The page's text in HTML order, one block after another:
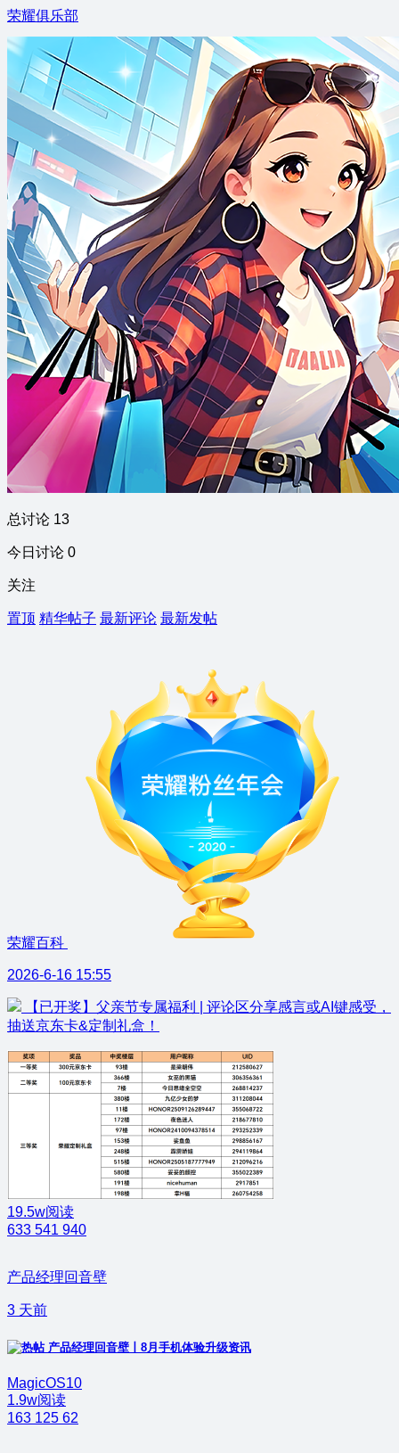
荣耀俱乐部
总讨论 13
今日讨论 0
关注
置顶 精华帖子 最新评论 最新发帖
荣耀百科
2026-6-16 15:55
【已开奖】父亲节专属福利 | 评论区分享感言或AI键感受，
抽送京东卡&定制礼盒！
19.5w阅读
633 541 940
产品经理回音壁
3 天前
产品经理回音壁丨8月手机体验升级资讯
MagicOS10
1.9w阅读
163 125 62